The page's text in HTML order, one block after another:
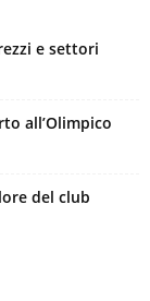
e settori
all’Olimpico
del club